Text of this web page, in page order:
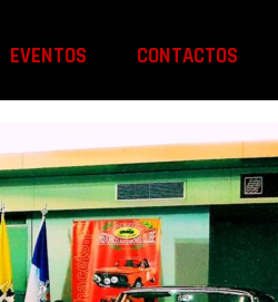
EVENTOS CONTACTOS